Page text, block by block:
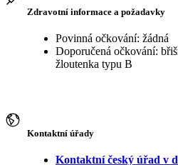
Zdravotní informace a požadavky
Povinná očkování: žádná
Doporučená očkování:
žloutenka typu B
Kontaktní úřady
Kontaktní český úřad v